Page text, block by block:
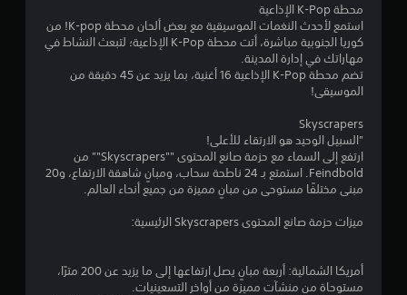
و
م
إ
ا
محطة K-Pop الإذاعية
استمع لأحدث النغمات الموسيقية مع بعض ألحان محطة K-pop! من
كوريا الجنوبية مباشرة، أتت محطة K-Pop الإذاعية؛ لتبعث النشاط في
مهاراتك في إدارة المدينة.
تضم محطة K-Pop الإذاعية 16 أغنية، بما يزيد عن 45 دقيقة من
الموسيقى!
Skyscrapers
"السبيل الوحيد هو الارتقاء للأعلى!
ارتفع إلى السماء مع حزمة صانع المحتوى ""Skyscrapers"" من
Feindbold. استمتع بـ 24 ناطحة سحاب، ومبانٍ شاهقة الارتفاع، و20
مبنى مختلفًا مستوحى من مبانٍ مميزة من جميع أنحاء العالم.
ميزات حزمة صانع المحتوى Skyscrapers الرئيسية:
أمريكا الشمالية: أربعة مبانٍ يصل ارتفاعها إلى ما يزيد عن 200 مترًا،
مستوحاة من منشآت مميزة من أواخر التسعينيات.